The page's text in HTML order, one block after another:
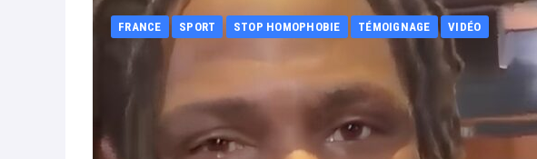
FRANCE SPORT STOP HOMOPHOBIE TÉMOIGNAGE VIDÉO